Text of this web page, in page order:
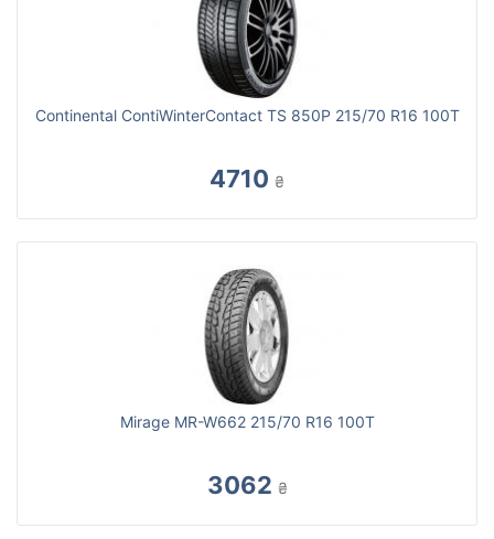
Continental ContiWinterContact TS 850P 215/70 R16 100T
4710 ₴
Mirage MR-W662 215/70 R16 100T
3062 ₴